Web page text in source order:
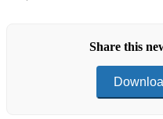
Share this